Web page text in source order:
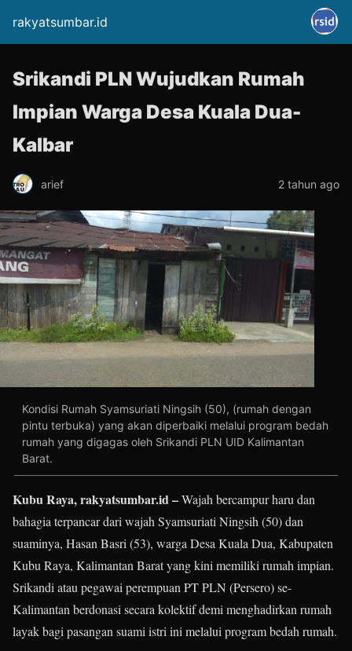
rakyatsumbar.id
Srikandi PLN Wujudkan Rumah
Impian Warga Desa Kuala Dua-
Kalbar
arief 2 tahun ago
Kondisi Rumah Syamsuriati Ningsih (50), (rumah dengan
pintu terbuka) yang akan diperbaiki melalui program bedah
rumah yang digagas oleh Srikandi PLN UID Kalimantan
Barat.
Kubu Raya, rakyatsumbar.id –Wajah bercampur haru dan
bahagia terpancar dari wajah Syamsuriati Ningsih (50) dan
suaminya, Hasan Basri (53), warga Desa Kuala Dua, Kabupaten
Kubu Raya, Kalimantan Barat yang kini memiliki rumah impian.
Srikandi atau pegawai perempuan PT PLN (Persero) se-
Kalimantan berdonasi secara kolektif demi menghadirkan rumah
layak bagi pasangan suami istri ini melalui program bedah rumah.